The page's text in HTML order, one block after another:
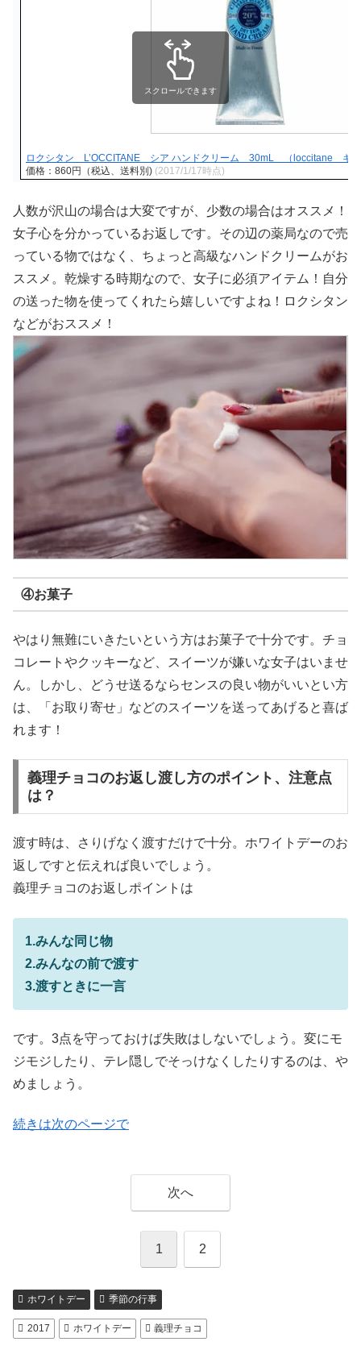
ロクシタン L’OCCITANE シア ハンドクリーム 30mL （loccitane ギ
価格：860円（税込、送料別) (2017/1/17時点)
スクロールできます
人数が沢山の場合は大変ですが、少数の場合はオススメ！
女子心を分かっているお返しです。その辺の薬局なので売
っている物ではなく、ちょっと高級なハンドクリームがお
ススメ。乾燥する時期なので、女子に必須アイテム！自分
の送った物を使ってくれたら嬉しいですよね！ロクシタン
などがおススメ！
④お菓子
やはり無難にいきたいという方はお菓子で十分です。チョ
コレートやクッキーなど、スイーツが嫌いな女子はいませ
ん。しかし、どうせ送るならセンスの良い物がいいとい方
は、「お取り寄せ」などのスイーツを送ってあげると喜ば
れます！
義理チョコのお返し渡し方のポイント、注意点
は？
渡す時は、さりげなく渡すだけで十分。ホワイトデーのお
返しですと伝えれば良いでしょう。
義理チョコのお返しポイントは
1.みんな同じ物
2.みんなの前で渡す
3.渡すときに一言
です。3点を守っておけば失敗はしないでしょう。変にモ
ジモジしたり、テレ隠しでそっけなくしたりするのは、や
めましょう。
続きは次のページで
次へ
1 2
ホワイトデー 季節の行事
2017 ホワイトデー 義理チョコ